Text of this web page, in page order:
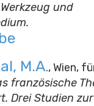
und
M.A., Wien,
französische
Drei Studien